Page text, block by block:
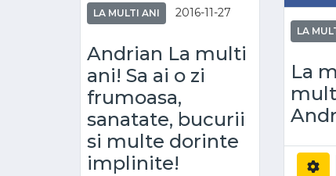
LA MULTI ANI 2016-11-27
Andrian La multi
ani! Sa ai o zi
frumoasa,
sanatate, bucurii
si multe dorinte
implinite!
LA
La